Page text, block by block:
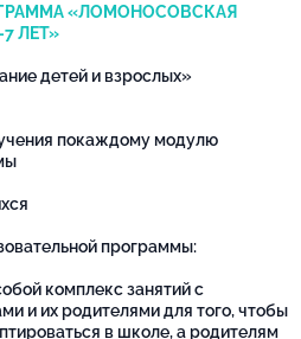
«ЛОМОНОСОВСКАЯ
ЛЕТ»
детей и взрослых»
покаждому модулю
программы:
комплекс занятий с
и их родителями для того, чтобы
в школе, а родителям